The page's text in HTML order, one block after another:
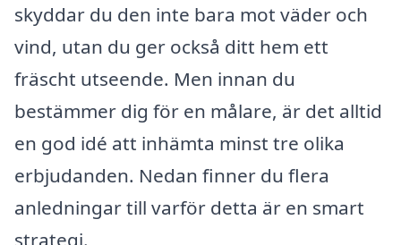
skyddar du den inte bara mot väder och
vind, utan du ger också ditt hem ett
fräscht utseende. Men innan du
bestämmer dig för en målare, är det alltid
en god idé att inhämta minst tre olika
erbjudanden. Nedan finner du flera
anledningar till varför detta är en smart
strategi.